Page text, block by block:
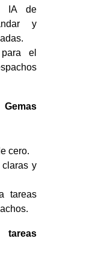
IA de
y
el
cero.
claras y
tareas